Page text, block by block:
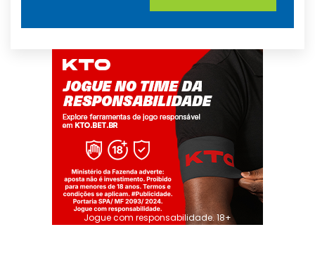
Jogue com responsabilidade. 18+